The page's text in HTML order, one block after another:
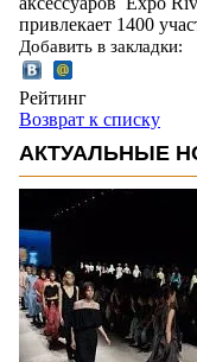
привлекает 1400
Добавить в закладки:
Рейтинг
Возврат к списку
АКТУАЛЬНЫЕ